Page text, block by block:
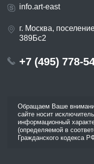
info.art-east
г. Москва,
389Бс2
+7 (495) 778-
Обращаем Ваше
сайте носит
информационный
(определяемой в
Гражданского кодекса